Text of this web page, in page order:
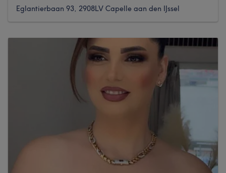
Eglantierbaan 93, 2908LV Capelle aan den IJssel